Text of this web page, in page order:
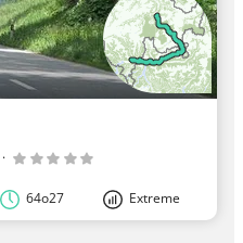
·
64o27 Extreme